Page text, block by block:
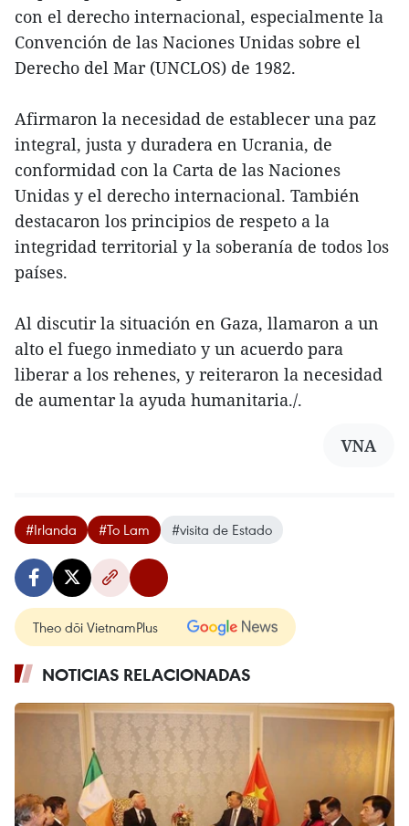
con el derecho internacional, especialmente la
Convención de las Naciones Unidas sobre el
Derecho del Mar (UNCLOS) de 1982.
Afirmaron la necesidad de establecer una paz
integral, justa y duradera en Ucrania, de
conformidad con la Carta de las Naciones
Unidas y el derecho internacional. También
destacaron los principios de respeto a la
integridad territorial y la soberanía de todos los
países.
Al discutir la situación en Gaza, llamaron a un
alto el fuego inmediato y un acuerdo para
liberar a los rehenes, y reiteraron la necesidad
de aumentar la ayuda humanitaria./.
VNA
#Irlanda #To Lam #visita de Estado
Theo dõi VietnamPlus
NOTICIAS RELACIONADAS